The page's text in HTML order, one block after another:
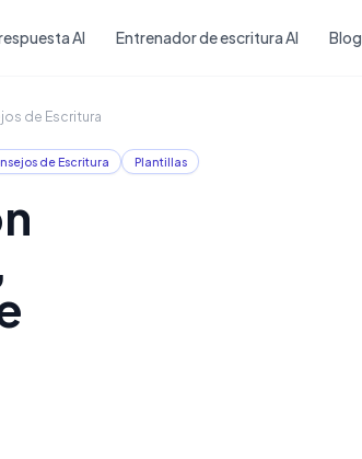
AI Entrenador de escritura AI Blog
de Escritura
de Escritura Plantillas